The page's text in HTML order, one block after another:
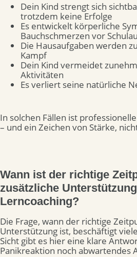
Dein Kind strengt sich
trotzdem keine Erfolge
Es entwickelt körperliche
Bauchschmerzen vor
Die Hausaufgaben werden
Kampf
Dein Kind vermeidet
Aktivitäten
Es verliert seine natürliche
In solchen Fällen ist
– und ein Zeichen von Stärke,
Wann ist der richtige
zusätzliche
Lerncoaching?
Die Frage, wann der richtige
Unterstützung ist, beschäftigt
Sicht gibt es hier eine klare
Panikreaktion noch abwartendes